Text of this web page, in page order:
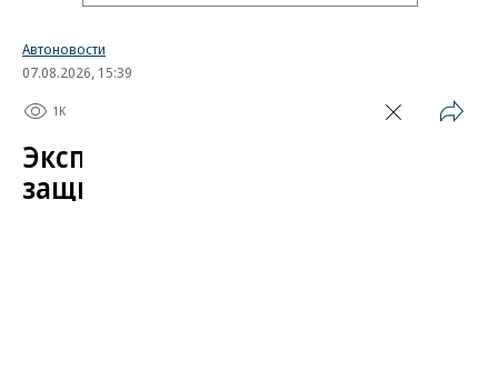
Автоновости
07.08.2026, 15:39
1K
Эксперт назвал самые
защищенные от угона